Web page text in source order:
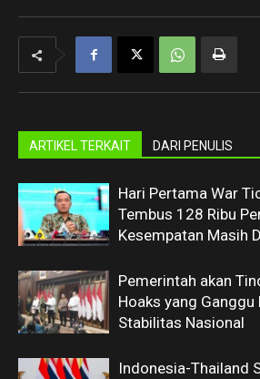
ARTIKEL TERKAIT DARI PENULIS
Hari Pertama War
Tembus 128 Ribu
Kesempatan Masih
Pemerintah akan
Hoaks yang
Stabilitas Nasional
Indonesia-Thailand